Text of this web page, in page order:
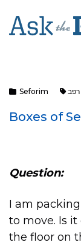
Seforim רפב
Boxes of
Question:
I am
to move. Is
the floor on